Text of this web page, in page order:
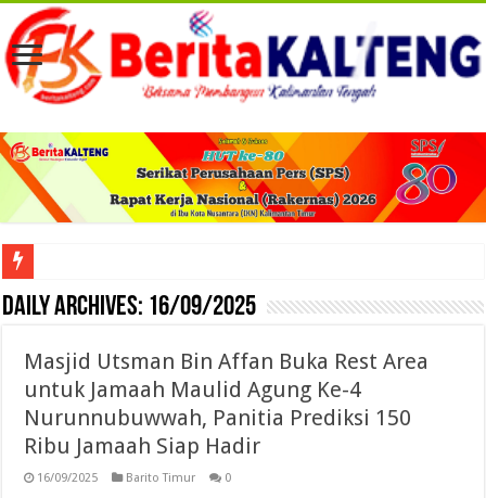
Viral! Selama Dua Bulan Lebih Siltap Serta Tunjangan Pemdes dan BPD di
Daily Archives: 16/09/2025
Masjid Utsman Bin Affan Buka Rest Area
untuk Jamaah Maulid Agung Ke-4
Nurunnubuwwah, Panitia Prediksi 150
Ribu Jamaah Siap Hadir
16/09/2025 Barito Timur 0